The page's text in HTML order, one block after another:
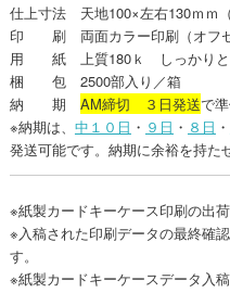
仕上寸法 天地100×左右130ｍｍ
印 刷 両面カラー印刷（オフセ
用 紙 上質180ｋ しっかりと
梱 包 2500部入り／箱
納 期 AM締切 ３日発送で
※納期は、 中１０日 ・ ９日 ・ ８日 ・
発送可能です。納期に余裕を持た
※紙製カードキーケース印刷の出
※入稿された印刷データの最終確
す。
※紙製カードキーケースデータ入稿